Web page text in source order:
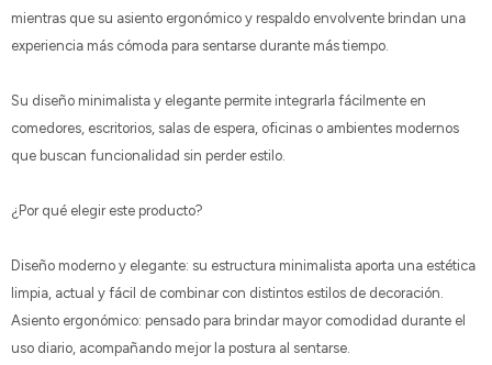
mientras que su asiento ergonómico y respaldo envolvente brindan una
experiencia más cómoda para sentarse durante más tiempo.
Su diseño minimalista y elegante permite integrarla fácilmente en
comedores, escritorios, salas de espera, oficinas o ambientes modernos
que buscan funcionalidad sin perder estilo.
¿Por qué elegir este producto?
Diseño moderno y elegante: su estructura minimalista aporta una estética
limpia, actual y fácil de combinar con distintos estilos de decoración.
Asiento ergonómico: pensado para brindar mayor comodidad durante el
uso diario, acompañando mejor la postura al sentarse.